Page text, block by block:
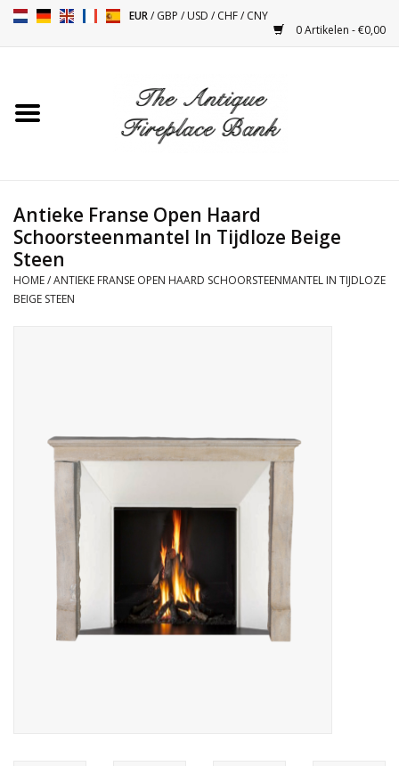
EUR/GBP /USD /CHF/CNY
0 Artikelen - €0,00
Toebehoren
Kacheltjes
Tafels
Objecten
Vloeren - Steen, Terra Cotta
Tevreden Klanten
Antieke Franse Open Haard
Schoorsteenmantel In Tijdloze Beige
Steen
HOME/ANTIEKE FRANSE OPEN HAARD SCHOORSTEENMANTEL IN TIJDLOZE
BEIGE STEEN